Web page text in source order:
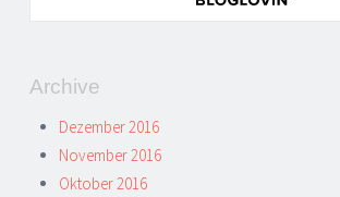
Archive
Dezember 2016
November 2016
Oktober 2016